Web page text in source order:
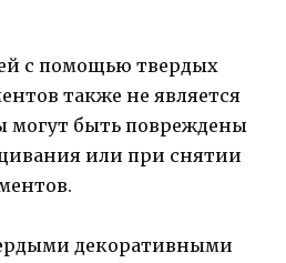
с помощью твердых
также не является
могут быть повреждены
или при снятии
декоративными